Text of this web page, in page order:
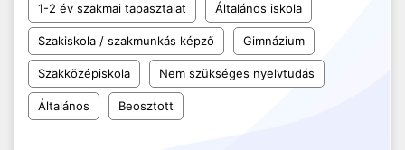
1-2 év szakmai tapasztalat Általános iskola
Szakiskola / szakmunkás képző Gimnázium
Szakközépiskola Nem szükséges nyelvtudás
Általános Beosztott